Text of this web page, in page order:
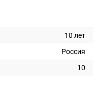
10 лет
Россия
10